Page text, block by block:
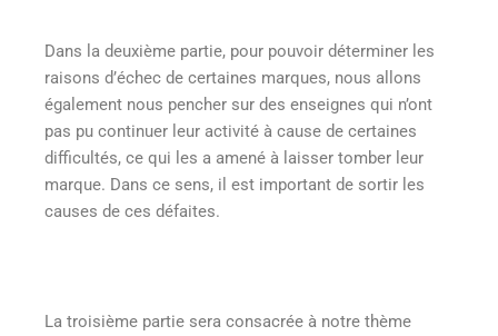
Dans la deuxième partie, pour pouvoir déterminer les
raisons d’échec de certaines marques, nous allons
également nous pencher sur des enseignes qui n’ont
pas pu continuer leur activité à cause de certaines
difficultés, ce qui les a amené à laisser tomber leur
marque. Dans ce sens, il est important de sortir les
causes de ces défaites.
La troisième partie sera consacrée à notre thème